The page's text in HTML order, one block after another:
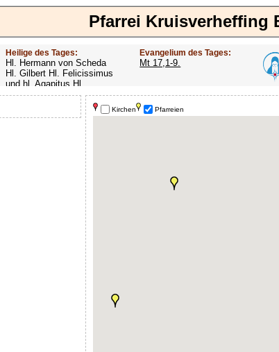
Pfarrei Kruisverheffing
Heilige des Tages:
Hl. Hermann von Scheda
Hl. Gilbert Hl. Felicissimus
und hl. Agapitus Hl.
Gezelinus (Gozelin)
Evangelium des Tages:
Mt 17,1-9.
Kirchen Pfarreien